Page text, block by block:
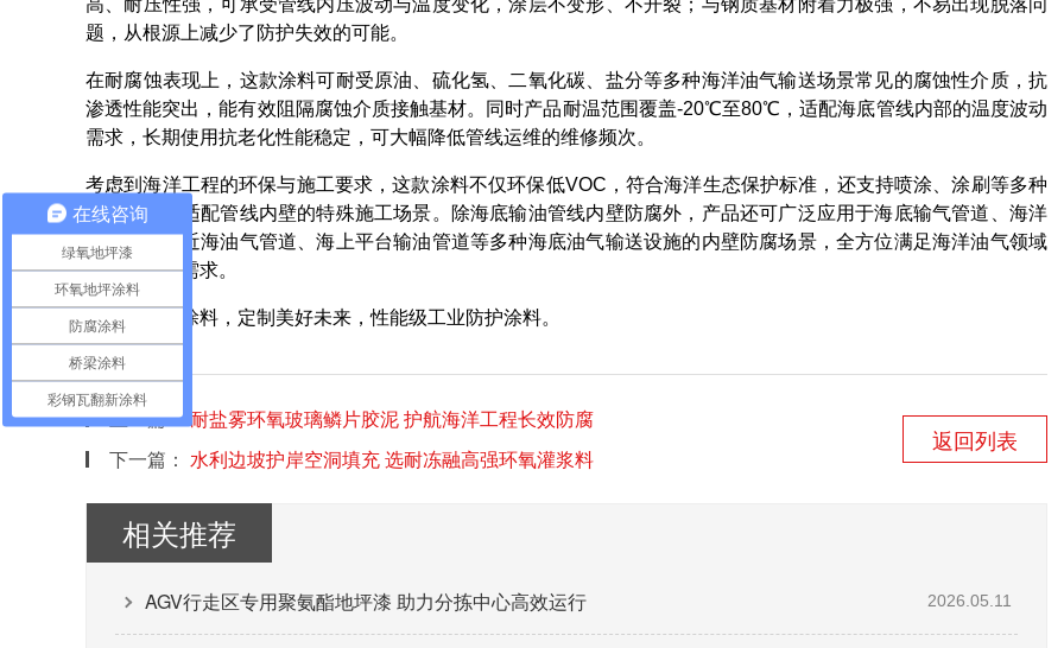
高、耐压性强，可承受管线内压波动与温度变化，涂层不变形、不开裂；与钢质基材附着力极强，不易出现脱落问
题，从根源上减少了防护失效的可能。
在耐腐蚀表现上，这款涂料可耐受原油、硫化氢、二氧化碳、盐分等多种海洋油气输送场景常见的腐蚀性介质，抗
渗透性能突出，能有效阻隔腐蚀介质接触基材。同时产品耐温范围覆盖-20℃至80℃，适配海底管线内部的温度波动
需求，长期使用抗老化性能稳定，可大幅降低管线运维的维修频次。
考虑到海洋工程的环保与施工要求，这款涂料不仅环保低VOC，符合海洋生态保护标准，还支持喷涂、涂刷等多种
施工方式，适配管线内壁的特殊施工场景。除海底输油管线内壁防腐外，产品还可广泛应用于海底输气管道、海洋
油气管道、近海油气管道、海上平台输油管道等多种海底油气输送设施的内壁防腐场景，全方位满足海洋油气领域
的长效防腐需求。
湖北富莱德涂料，定制美好未来，性能级工业防护涂料。
上一篇： 耐盐雾环氧玻璃鳞片胶泥 护航海洋工程长效防腐
下一篇： 水利边坡护岸空洞填充 选耐冻融高强环氧灌浆料
返回列表
相关推荐
AGV行走区专用聚氨酯地坪漆 助力分拣中心高效运行 2026.05.11
在线咨询
绿氧地坪漆
环氧地坪涂料
防腐涂料
桥梁涂料
彩钢瓦翻新涂料